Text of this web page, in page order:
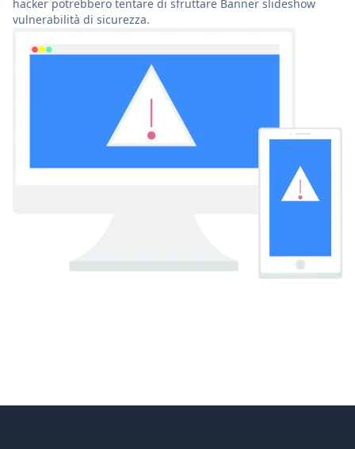
hacker potrebbero tentare di sfruttare Banner slideshow
vulnerabilità di sicurezza.